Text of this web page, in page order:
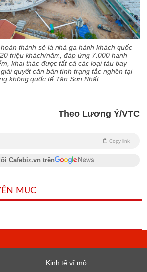
thành sẽ là nhà ga hành khách quốc
triệu khách/năm, đáp ứng 7.000 hành
khai thác được tất cả các loại tàu bay
quyết căn bản tình trạng tắc nghẽn tại
không quốc tế Tân Sơn Nhất.
Theo Lương Ý/VTC
Copy link
Cafebiz.vn trên
MỤC
Kinh tế vĩ mô